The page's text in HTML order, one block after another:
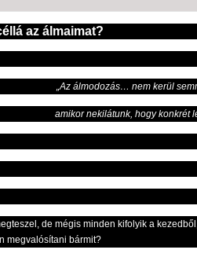
az álmaimat?
„Az álmodozás… nem kerül
amikor nekilátunk, hogy konkrét
de mégis minden kifolyik a
megvalósítani bármit?